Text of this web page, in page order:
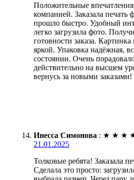
Положительные
компанией. Заказала печать
прошло быстро. Удобный
легко загрузила фото.
готовности заказа.
яркой. Упаковка надёжная,
состоянии. Очень
действительно на высшем
вернусь за новыми заказами!
Инесса Симонова : ★ ★ ★
21.01.2025
Толковые ребята! Заказала
Сделала это просто: